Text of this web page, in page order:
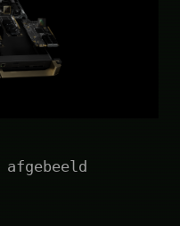
afgebeeld